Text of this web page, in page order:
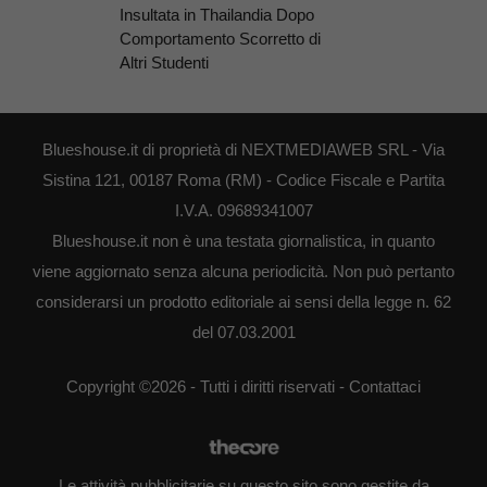
Insultata in Thailandia Dopo
Comportamento Scorretto di
Altri Studenti
Blueshouse.it di proprietà di NEXTMEDIAWEB SRL - Via
Sistina 121, 00187 Roma (RM) - Codice Fiscale e Partita
I.V.A. 09689341007
Blueshouse.it non è una testata giornalistica, in quanto
viene aggiornato senza alcuna periodicità. Non può pertanto
considerarsi un prodotto editoriale ai sensi della legge n. 62
del 07.03.2001
Copyright ©2026 - Tutti i diritti riservati - Contattaci